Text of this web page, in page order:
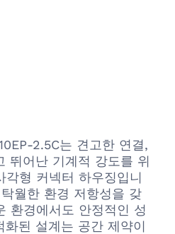
2.5C는 견고한 연결,
뛰어난 기계적 강도를 위
형 커넥터 하우징입니
월한 환경 저항성을 갖
환경에서도 안정적인 성
된 설계는 공간 제약이